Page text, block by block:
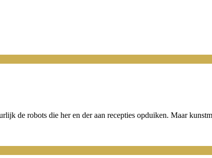
de robots die her en der aan recepties opduiken. Maar